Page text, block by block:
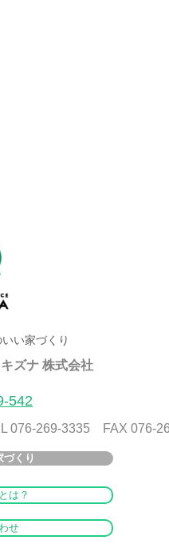
い家づくり
ズナ 株式会社
542
076-269-3335 FAX 076-
づくり
は？
せ